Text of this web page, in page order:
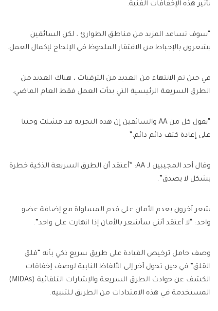
تأثير هذه الإخفاقات الفنية.
“سوف تساعد المزيد من مناطق الطوارئ ، لكن السائقين
يشعرون بالإحباط من الافتقار الملحوظ في الإلحاح لإكمال العمل.
في حين تم الانتهاء من العديد من الترقيات ، هناك العديد من
الطرق السريعة الرئيسية التي بدأت العمل فقط العام الماضي.
“يقول كل من AA والسائقين إن هذه التجربة قد فشلت وحثنا
على إعادة كتف دائم دائم.”
وقال أحد المجيبين لـ AA: “أعتقد أن الطرق السريعة الذكية خطرة
بشكل لا يصدق”.
شعر آخرون بعدم الأمان على قدم المساواة مع إضافة عضو
واحد: “لا أعتقد أنني سأشعر بالأمان إذا انهارت على واحد”.
وصف حامل ترخيص القيادة على طريق سريع ذكي بأنه “قلق
القلق” في حين تحول آخر إلى الألفاظ النابية لوصف إخفاقات
الكشف عن حوادث الطرق السريعة والإشارات التلقائية (MIDAs)
المستخدمة في هذه الامتدادات من الطريق للتنبيه.